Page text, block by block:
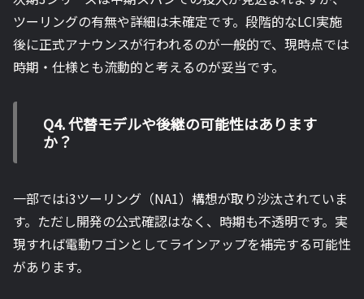
ツーリングの有無や詳細は未確定です。段階的なLCI実施
後に正式アナウンスが行われるのが一般的で、現時点では
時期・仕様とも流動的と考えるのが妥当です。
Q4. 代替モデルや後継の可能性はあります
か？
一部ではi3ツーリング（NA1）構想が取り沙汰されていま
す。ただし開発の公式確認はなく、時期も不透明です。実
現すれば電動ワゴンとしてラインアップを補完する可能性
があります。